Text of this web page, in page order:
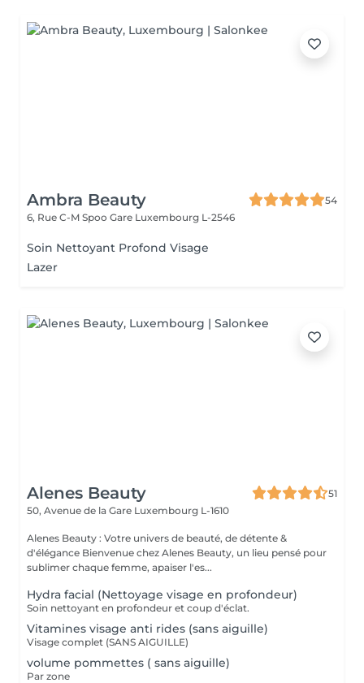
Ambra Beauty
54
6, Rue C-M Spoo Gare Luxembourg L-2546
Soin Nettoyant Profond Visage
Lazer
Alenes Beauty
51
50, Avenue de la Gare Luxembourg L-1610
Alenes Beauty : Votre univers de beauté, de détente &
d'élégance Bienvenue chez Alenes Beauty, un lieu pensé pour
sublimer chaque femme, apaiser l'es...
Hydra facial (Nettoyage visage en profondeur)
Soin nettoyant en profondeur et coup d'éclat.
Vitamines visage anti rides (sans aiguille)
Visage complet (SANS AIGUILLE)
volume pommettes ( sans aiguille)
Par zone